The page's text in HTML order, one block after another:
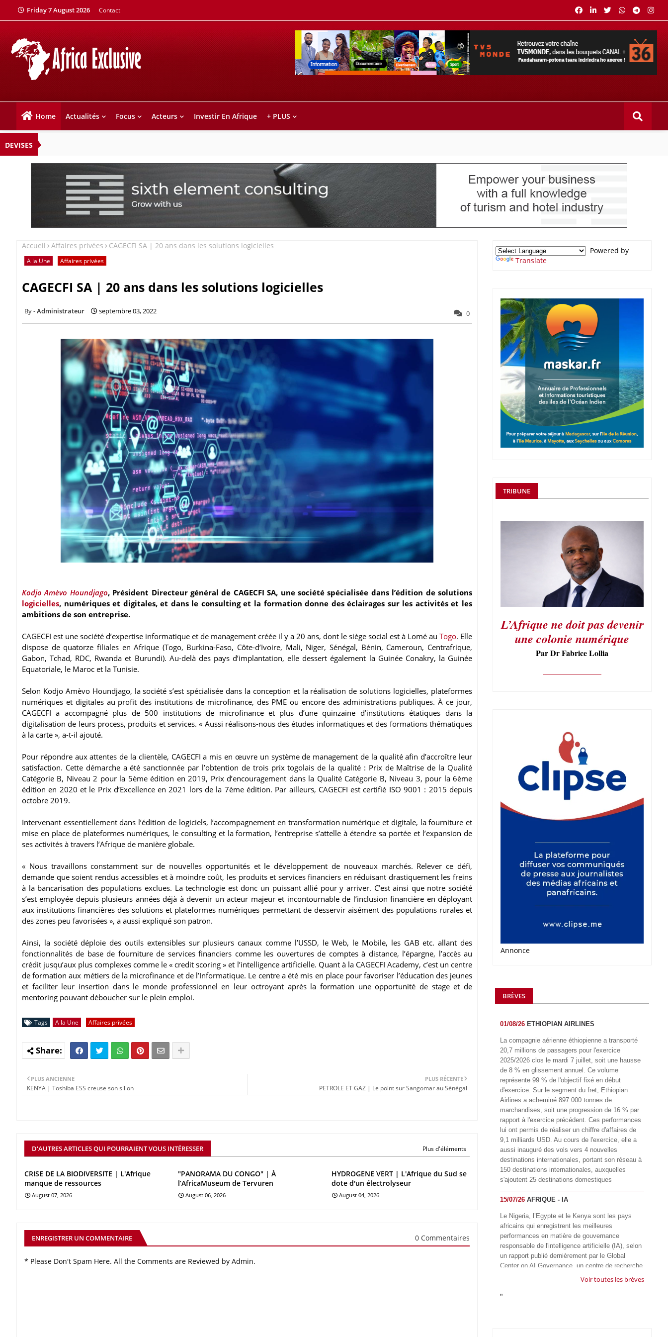
Friday 7 August 2026 Contact
Home Actualités Focus Acteurs Investir En Afrique + PLUS
DEVISES
Accueil Affaires privées CAGECFI SA | 20 ans dans les solutions logicielles
A la Une Affaires privées
CAGECFI SA | 20 ans dans les solutions logicielles
Administrateur septembre 03, 2022 0
Kodjo Amèvo Houndjago, Président Directeur général de CAGECFI SA, une société spécialisée dans l’édition de solutions
logicielles, numériques et digitales, et dans le consulting et la formation donne des éclairages sur les activités et les
ambitions de son entreprise.
CAGECFI est une société d’expertise informatique et de management créée il y a 20 ans, dont le siège social est à Lomé au Togo. Elle
dispose de quatorze filiales en Afrique (Togo, Burkina-Faso, Côte-d’Ivoire, Mali, Niger, Sénégal, Bénin, Cameroun, Centrafrique,
Gabon, Tchad, RDC, Rwanda et Burundi). Au-delà des pays d’implantation, elle dessert également la Guinée Conakry, la Guinée
Equatoriale, le Maroc et la Tunisie.
Selon Kodjo Amèvo Houndjago, la société s’est spécialisée dans la conception et la réalisation de solutions logicielles, plateformes
numériques et digitales au profit des institutions de microfinance, des PME ou encore des administrations publiques. À ce jour,
CAGECFI a accompagné plus de 500 institutions de microfinance et plus d’une quinzaine d’institutions étatiques dans la
digitalisation de leurs process, produits et services. « Aussi réalisons-nous des études informatiques et des formations thématiques
à la carte », a-t-il ajouté.
Pour répondre aux attentes de la clientèle, CAGECFI a mis en œuvre un système de management de la qualité afin d’accroître leur
satisfaction. Cette démarche a été sanctionnée par l’obtention de trois prix togolais de la qualité : Prix de Maîtrise de la Qualité
Catégorie B, Niveau 2 pour la 5ème édition en 2019, Prix d’encouragement dans la Qualité Catégorie B, Niveau 3, pour la 6ème
édition en 2020 et le Prix d’Excellence en 2021 lors de la 7ème édition. Par ailleurs, CAGECFI est certifié ISO 9001 : 2015 depuis
octobre 2019.
Intervenant essentiellement dans l’édition de logiciels, l’accompagnement en transformation numérique et digitale, la fourniture et
mise en place de plateformes numériques, le consulting et la formation, l’entreprise s’attelle à étendre sa portée et l’expansion de
ses activités à travers l’Afrique de manière globale.
« Nous travaillons constamment sur de nouvelles opportunités et le développement de nouveaux marchés. Relever ce défi,
demande que soient rendus accessibles et à moindre coût, les produits et services financiers en réduisant drastiquement les freins
à la bancarisation des populations exclues. La technologie est donc un puissant allié pour y arriver. C’est ainsi que notre société
s’est employée depuis plusieurs années déjà à devenir un acteur majeur et incontournable de l’inclusion financière en déployant
aux institutions financières des solutions et plateformes numériques permettant de desservir aisément des populations rurales et
des zones peu favorisées », a aussi expliqué son patron.
Ainsi, la société déploie des outils extensibles sur plusieurs canaux comme l’USSD, le Web, le Mobile, les GAB etc. allant des
fonctionnalités de base de fourniture de services financiers comme les ouvertures de comptes à distance, l’épargne, l’accès au
crédit jusqu’aux plus complexes comme le « credit scoring » et l’intelligence artificielle. Quant à la CAGECFI Academy, c’est un centre
de formation aux métiers de la microfinance et de l’Informatique. Le centre a été mis en place pour favoriser l’éducation des jeunes
et faciliter leur insertion dans le monde professionnel en leur octroyant après la formation une opportunité de stage et de
mentoring pouvant déboucher sur le plein emploi.
Tags A la Une Affaires privées
PLUS RÉCENTE
PETROLE ET GAZ | Le point sur Sangomar au Sénégal
PLUS ANCIENNE
KENYA | Toshiba ESS creuse son sillon
D'AUTRES ARTICLES QUI POURRAIENT VOUS INTÉRESSER Plus d'éléments
CRISE DE LA BIODIVERSITE | L'Afrique
manque de ressources
August 07, 2026
"PANORAMA DU CONGO" | À
l’AfricaMuseum de Tervuren
August 06, 2026
HYDROGENE VERT | L'Afrique du Sud se
dote d'un électrolyseur
August 04, 2026
ENREGISTRER UN COMMENTAIRE 0 Commentaires
* Please Don't Spam Here. All the Comments are Reviewed by Admin.
Powered by
Translate
TRIBUNE
L’Afrique ne doit pas devenir
une colonie numérique
Par Dr Fabrice Lollia
Annonce
BRÈVES
01/08/26 ETHIOPIAN AIRLINES
La compagnie aérienne éthiopienne a transporté
20,7 millions de passagers pour l'exercice
2025/2026 clos le mardi 7 juillet, soit une hausse
de 8 % en glissement annuel. Ce volume
représente 99 % de l'objectif fixé en début
d'exercice. Sur le segment du fret, Ethiopian
Airlines a acheminé 897 000 tonnes de
marchandises, soit une progression de 16 % par
rapport à l'exercice précédent. Ces performances
lui ont permis de réaliser un chiffre d'affaires de
9,1 milliards USD. Au cours de l'exercice, elle a
aussi inauguré des vols vers 4 nouvelles
destinations internationales, portant son réseau à
150 destinations internationales, auxquelles
s'ajoutent 25 destinations domestiques
15/07/26 AFRIQUE - IA
Le Nigeria, l’Egypte et le Kenya sont les pays
africains qui enregistrent les meilleures
performances en matière de gouvernance
responsable de l'intelligence artificielle (IA), selon
un rapport publié dernièrement par le Global
Center on AI Governance, un centre de recherche
basé en Afrique du Sud, qui œuvre à promouvoir
à l'échelle mondiale. Alors que l’IA transforme
Voir toutes les brèves
"